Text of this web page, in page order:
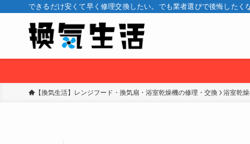
できるだけ安くて早く修理交換したい。でも業者選びで後悔した
【換気生活】レンジフード・換気扇・浴室乾燥機の修理・交換 浴室乾